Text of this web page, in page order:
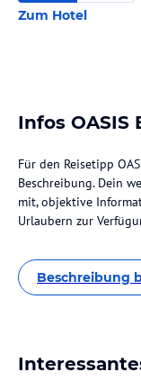
Zum Hotel
Infos OASIS
Für den Reisetipp
Beschreibung. Dein
mit, objektive
Urlaubern zur
Beschreibung